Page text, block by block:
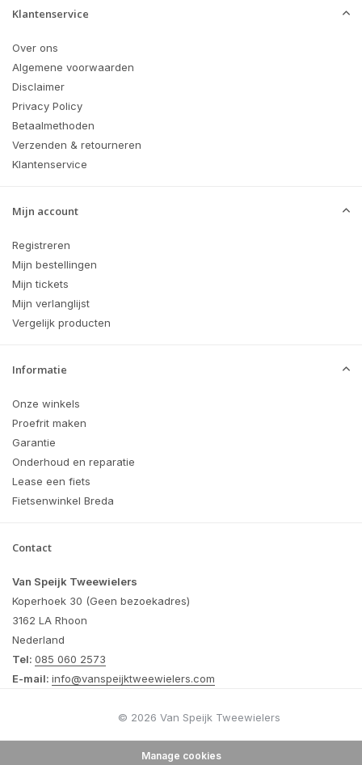
Klantenservice
Over ons
Algemene voorwaarden
Disclaimer
Privacy Policy
Betaalmethoden
Verzenden & retourneren
Klantenservice
Mijn account
Registreren
Mijn bestellingen
Mijn tickets
Mijn verlanglijst
Vergelijk producten
Informatie
Onze winkels
Proefrit maken
Garantie
Onderhoud en reparatie
Lease een fiets
Fietsenwinkel Breda
Contact
Van Speijk Tweewielers
Koperhoek 30 (Geen bezoekadres)
3162 LA Rhoon
Nederland
Tel: 085 060 2573
E-mail: info@vanspeijktweewielers.com
© 2026 Van Speijk Tweewielers
Manage cookies